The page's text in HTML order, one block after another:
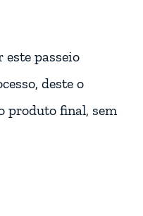
passeio
deste o
produto final, sem